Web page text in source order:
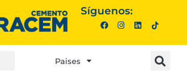
Síguenos:
Paises